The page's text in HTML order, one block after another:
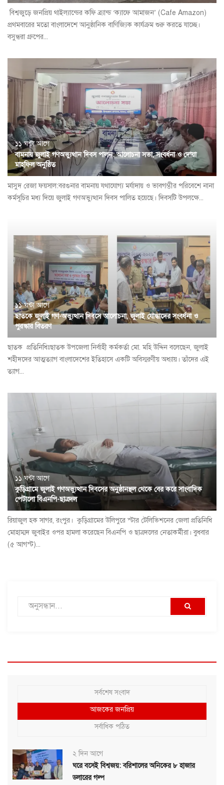
বিশ্বজুড়ে জনপ্রিয় থাইল্যান্ডের কফি ব্র্যান্ড ‘ক্যাফে আমাজন’ (Cafe Amazon)
প্রথমবারের মতো বাংলাদেশে আনুষ্ঠানিক বাণিজ্যিক কার্যক্রম শুরু করতে যাচ্ছে।
বসুন্ধরা গ্রুপের...
১১ ঘন্টা আগে
বামনায় জুলাই গণঅভ্যুত্থান দিবস পালন: আলোচনা সভা, সংবর্ধনা ও দোয়া
মাহফিল অনুষ্ঠিত
​মাসুদ রেজা ফয়সাল:বরগুনার বামনায় যথাযোগ্য মর্যাদায় ও ভাবগম্ভীর পরিবেশে নানা
কর্মসূচির মধ্য দিয়ে জুলাই গণঅভ্যুত্থান দিবস পালিত হয়েছে। দিবসটি উপলক্ষে...
১১ ঘন্টা আগে
ছাতকে জুলাই গণ-অভ্যুত্থান দিবসে আলোচনা, জুলাই যোদ্ধাদের সংবর্ধনা ও
পুরস্কার বিতরণ
ছাতক প্রতি‌নি‌ধিঃছাতক উপজেলা নির্বাহী কর্মকর্তা মো. মহি উদ্দিন বলেছেন, জুলাই
শহীদদের আত্মত্যাগ বাংলাদেশের ইতিহাসে একটি অবিস্মরণীয় অধ্যায়। তাঁদের এই
ত্যাগ...
১১ ঘন্টা আগে
কুড়িগ্রামে জুলাই গণঅভ্যুত্থান দিবসের অনুষ্ঠানস্থল থেকে বের করে সাংবাদিক
পেটালো বিএনপি-ছাত্রদল
রিয়াজুল হক সাগর, রংপুর। কুড়িগ্রামের উলিপুরে স্টার টেলিভিশনের জেলা প্রতিনিধি
মোহাম্মদ জুবাইর ওপর হামলা করেছেন বিএনপি ও ছাত্রদলের নেতাকর্মীরা। বুধবার
(৫ আগস্ট)...
সর্বশেষ সংবাদ
আজকের জনপ্রিয়
সর্বাধিক পঠিত
২ দিন আগে
ঘরে বসেই বিশ্বজয়: বরিশালের অনিকের ৮ হাজার
ডলারের গল্প